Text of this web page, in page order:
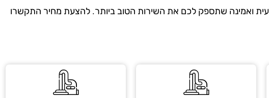
ואמינה שתספק לכם את השירות הטוב ביותר. להצעת מחיר התקשרו